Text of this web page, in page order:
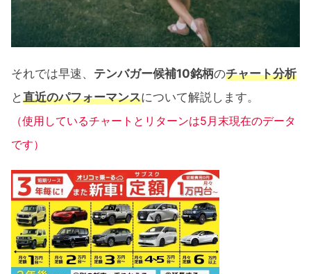
それでは早速、 テンバガー候補10銘柄のチャート分析
と直近のパフォーマンスについて解説します。
（使用しているチャートとリターンは5月末現在のデータ
です）